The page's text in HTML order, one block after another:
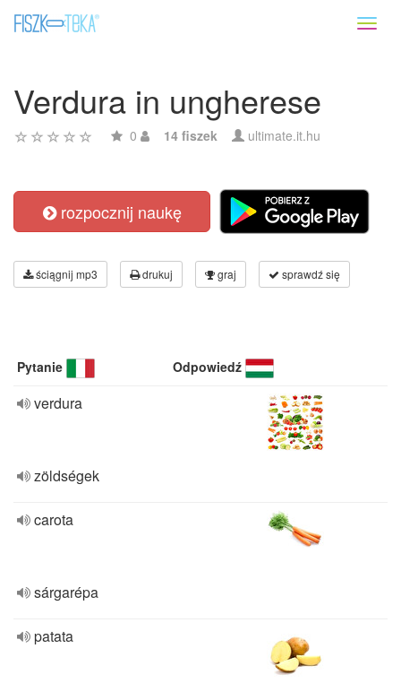
Verdura in ungherese
0 14 fiszek ultimate.it.hu
rozpocznij naukę
ściągnij mp3 drukuj graj sprawdź się
Pytanie Odpowiedź
verdura
zöldségek
carota
sárgarépa
patata